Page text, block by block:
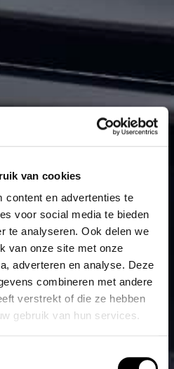
van cookies
content en advertenties te
voor social media te bieden
te analyseren. Ook delen we
van onze site met onze
adverteren en analyse. Deze
combineren met andere
verstrekt of die ze hebben
gebruik van hun services.